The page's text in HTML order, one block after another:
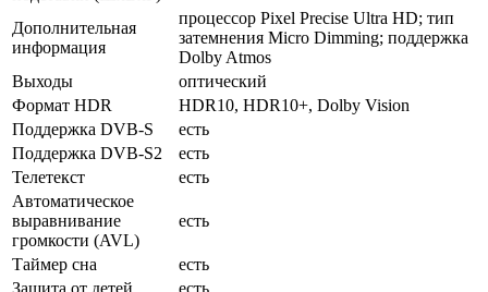
Дополнительная
информация
процессор Pixel Precise Ultra HD; тип
затемнения Micro Dimming; поддержка
Dolby Atmos
Выходы
оптический
Формат HDR
HDR10, HDR10+, Dolby Vision
Поддержка DVB-S
есть
Поддержка DVB-S2
есть
Телетекст
есть
Автоматическое
выравнивание
громкости (AVL)
есть
Таймер сна
есть
Защита от детей
есть